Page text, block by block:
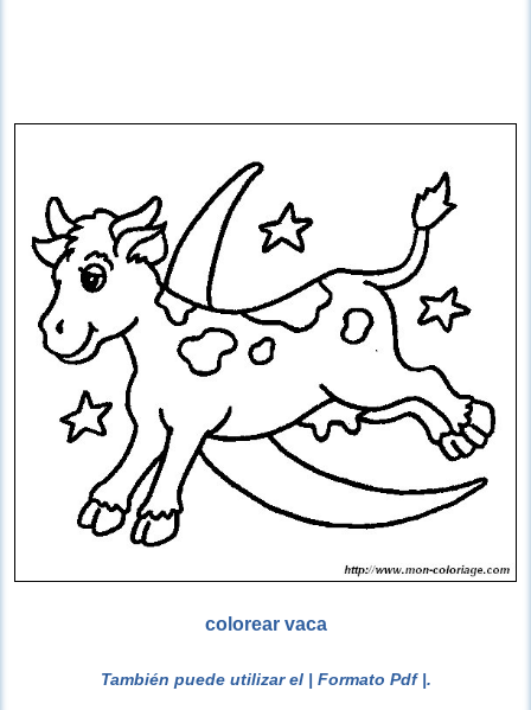
colorear vaca
También puede utilizar el | Formato Pdf |.